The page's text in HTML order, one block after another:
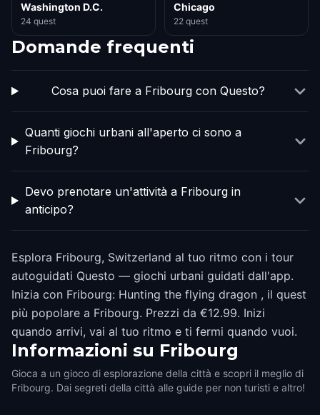
Washington D.C.
24 quest
Chicago
22 quest
Domande frequenti
Cosa puoi fare a Fribourg con Questo?
Quanti giochi urbani all'aperto ci sono a
Fribourg?
Devo prenotare un'attività a Fribourg in
anticipo?
Esplora Fribourg, Switzerland al tuo ritmo con i tour
autoguidati Questo — giochi urbani guidati dall'app.
Inizia con Fribourg: Hunting the flying dragon , il quest
più popolare a Fribourg. Prezzi da €12.99. Inizi
quando arrivi, vai al tuo ritmo e ti fermi quando vuoi.
Informazioni su Fribourg
Gioca a un gioco di esplorazione della città e scopri il meglio di
Fribourg. Dai segreti della città alle guide per non turisti e altro!